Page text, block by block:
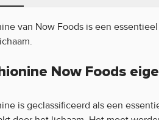
van Now Foods is een
Now Foods
is geclassificeerd als een